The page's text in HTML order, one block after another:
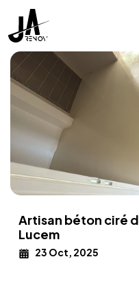
Artisan béton ciré
Lucem
23 Oct, 2025